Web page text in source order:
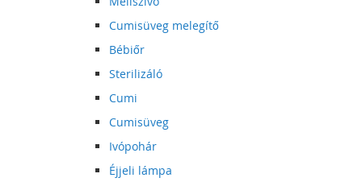
Cumisüveg melegítő
Bébiőr
Sterilizáló
Cumi
Cumisüveg
Ivópohár
Éjjeli lámpa